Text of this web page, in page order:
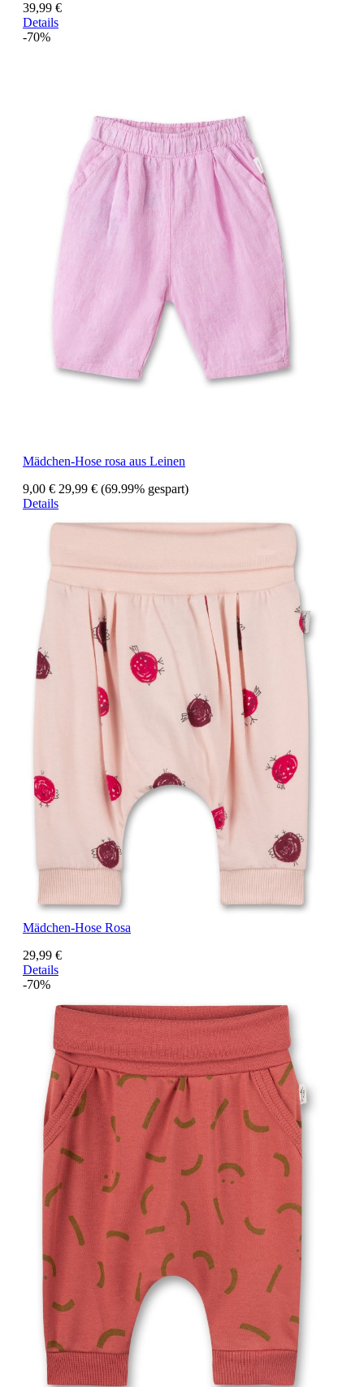
39,99 €
Details
-70%
Mädchen-Hose rosa aus Leinen
9,00 € 29,99 € (69.99% gespart)
Details
Mädchen-Hose Rosa
29,99 €
Details
-70%